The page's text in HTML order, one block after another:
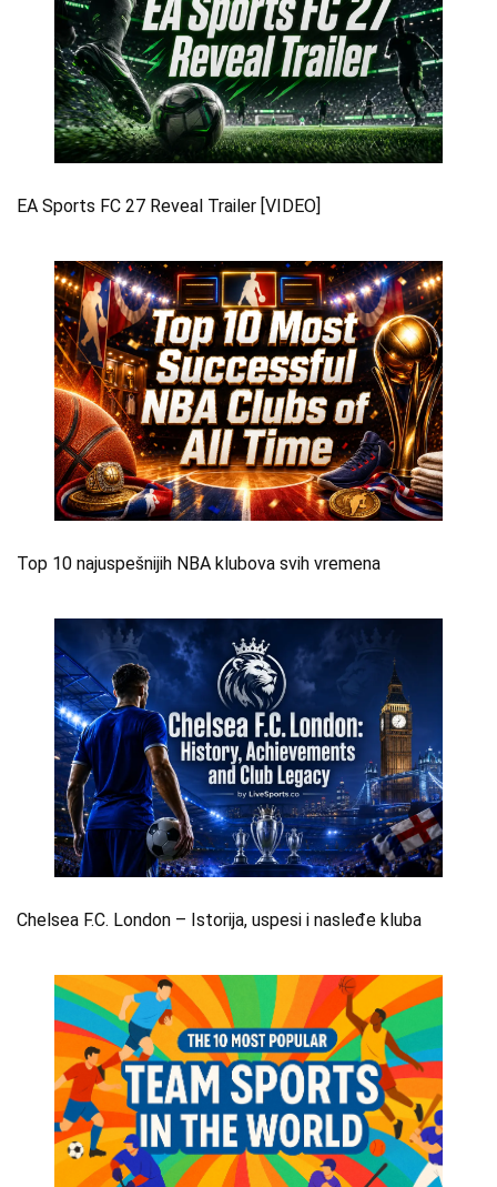
EA Sports FC 27 Reveal Trailer [VIDEO]
Top 10 najuspešnijih NBA klubova svih vremena
Chelsea F.C. London – Istorija, uspesi i nasleđe kluba